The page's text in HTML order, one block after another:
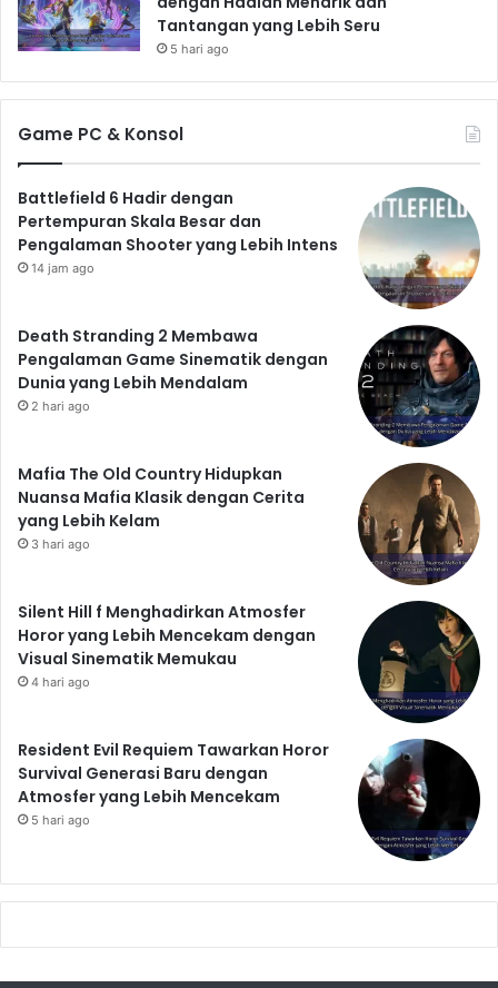
Tantangan yang Lebih Seru
5 hari ago
Game PC & Konsol
Battlefield 6 Hadir dengan
Pertempuran Skala Besar dan
Pengalaman Shooter yang Lebih Intens
14 jam ago
Death Stranding 2 Membawa
Pengalaman Game Sinematik dengan
Dunia yang Lebih Mendalam
2 hari ago
Mafia The Old Country Hidupkan
Nuansa Mafia Klasik dengan Cerita
yang Lebih Kelam
3 hari ago
Silent Hill f Menghadirkan Atmosfer
Horor yang Lebih Mencekam dengan
Visual Sinematik Memukau
4 hari ago
Resident Evil Requiem Tawarkan Horor
Survival Generasi Baru dengan
Atmosfer yang Lebih Mencekam
5 hari ago